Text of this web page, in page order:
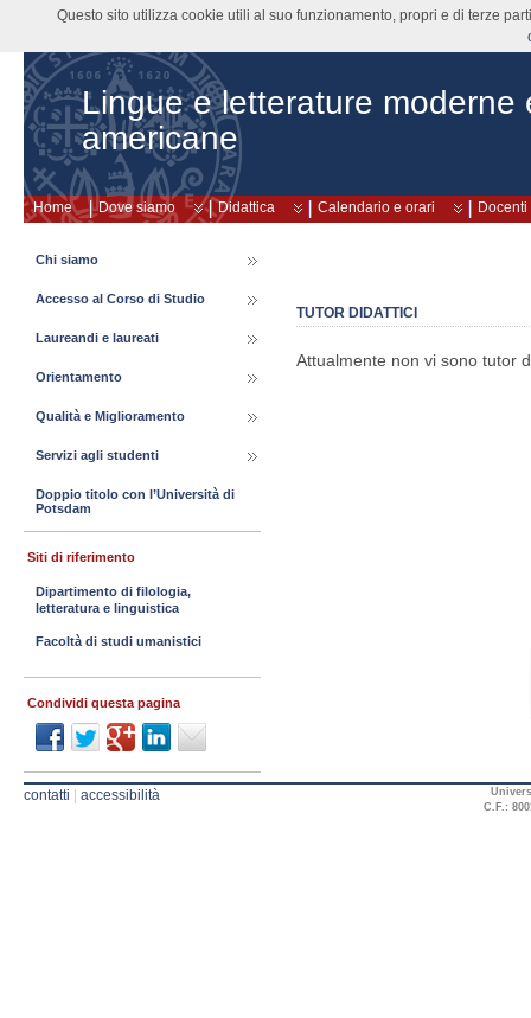
Lingue e letterature moderne
americane
Home Dove siamo Didattica Calendario e orari Docenti
TUTOR DIDATTICI
Attualmente non vi sono tutor
Chi siamo
Accesso al Corso di Studio
Laureandi e laureati
Orientamento
Qualità e Miglioramento
Servizi agli studenti
Doppio titolo con l’Università di
Potsdam
Siti di riferimento
Dipartimento di filologia,
letteratura e linguistica
Facoltà di studi umanistici
Condividi questa pagina
contatti accessibilità
C.F.:
Questo sito utilizza cookie utili al suo funzionamento, propri e di terze